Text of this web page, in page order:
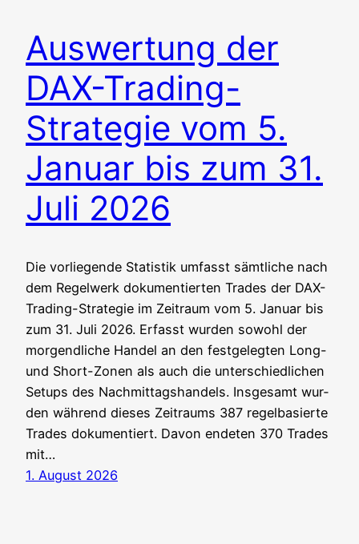
Auswertung der
DAX-Trading-
Strategie vom 5.
Januar bis zum 31.
Juli 2026
Die vor­lie­gen­de Sta­tis­tik umfasst sämt­li­che nach
dem Regel­werk doku­men­tier­ten Trades der DAX-
Tra­ding-Stra­te­gie im Zeit­raum vom 5. Janu­ar bis
zum 31. Juli 2026. Erfasst wur­den sowohl der
mor­gend­li­che Han­del an den fest­ge­leg­ten Long-
und Short-Zonen als auch die unter­schied­li­chen
Set­ups des Nachmittagshandels. Ins­ge­samt wur­
den wäh­rend die­ses Zeit­raums 387 regel­ba­sier­te
Trades doku­men­tiert. Davon ende­ten 370 Trades
mit…
1. August 2026